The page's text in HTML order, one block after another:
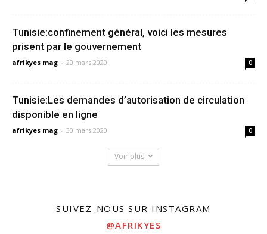
Tunisie:confinement général, voici les mesures
prisent par le gouvernement
afrikyes mag - 20 mars 2020 0
Tunisie:Les demandes d’autorisation de circulation
disponible en ligne
afrikyes mag - 30 mars 2020 0
Voir plus
SUIVEZ-NOUS SUR INSTAGRAM
@AFRIKYES